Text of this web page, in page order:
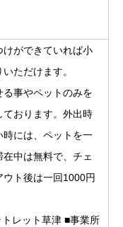
けができていれば小
ただけます。
事やペットのみを
おります。外出時
時には、ペットを一
中は無料で、チェ
ト後は一回1000円
レット草津 ■事業所